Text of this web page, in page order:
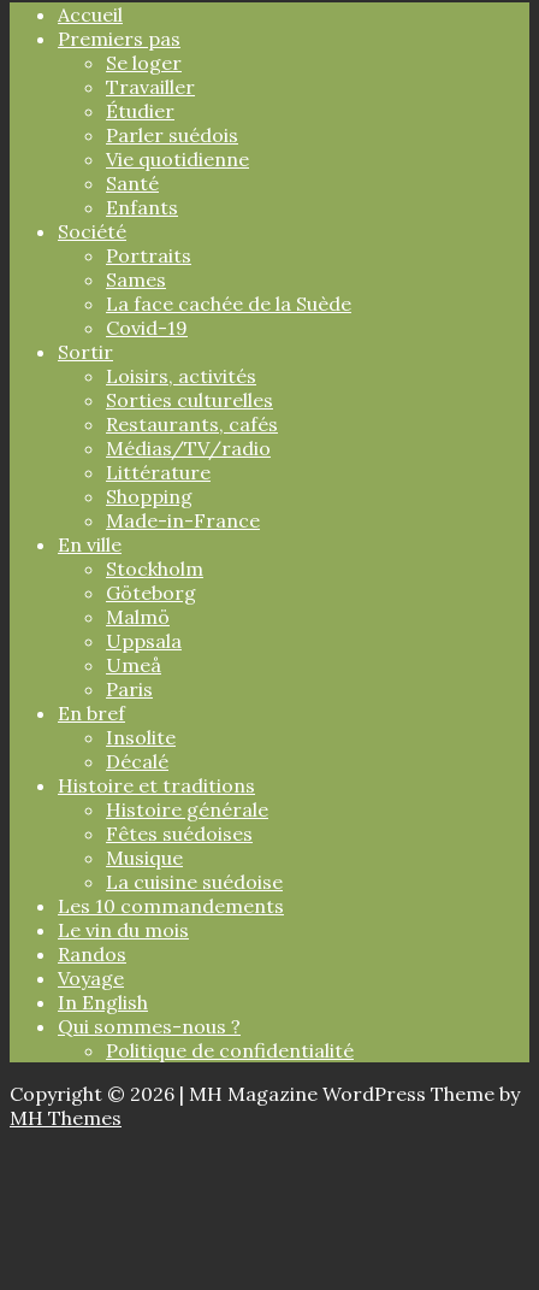
Accueil
Premiers pas
Se loger
Travailler
Étudier
Parler suédois
Vie quotidienne
Santé
Enfants
Société
Portraits
Sames
La face cachée de la Suède
Covid-19
Sortir
Loisirs, activités
Sorties culturelles
Restaurants, cafés
Médias/TV/radio
Littérature
Shopping
Made-in-France
En ville
Stockholm
Göteborg
Malmö
Uppsala
Umeå
Paris
En bref
Insolite
Décalé
Histoire et traditions
Histoire générale
Fêtes suédoises
Musique
La cuisine suédoise
Les 10 commandements
Le vin du mois
Randos
Voyage
In English
Qui sommes-nous ?
Politique de confidentialité
Copyright © 2026 | MH Magazine WordPress Theme by
MH Themes